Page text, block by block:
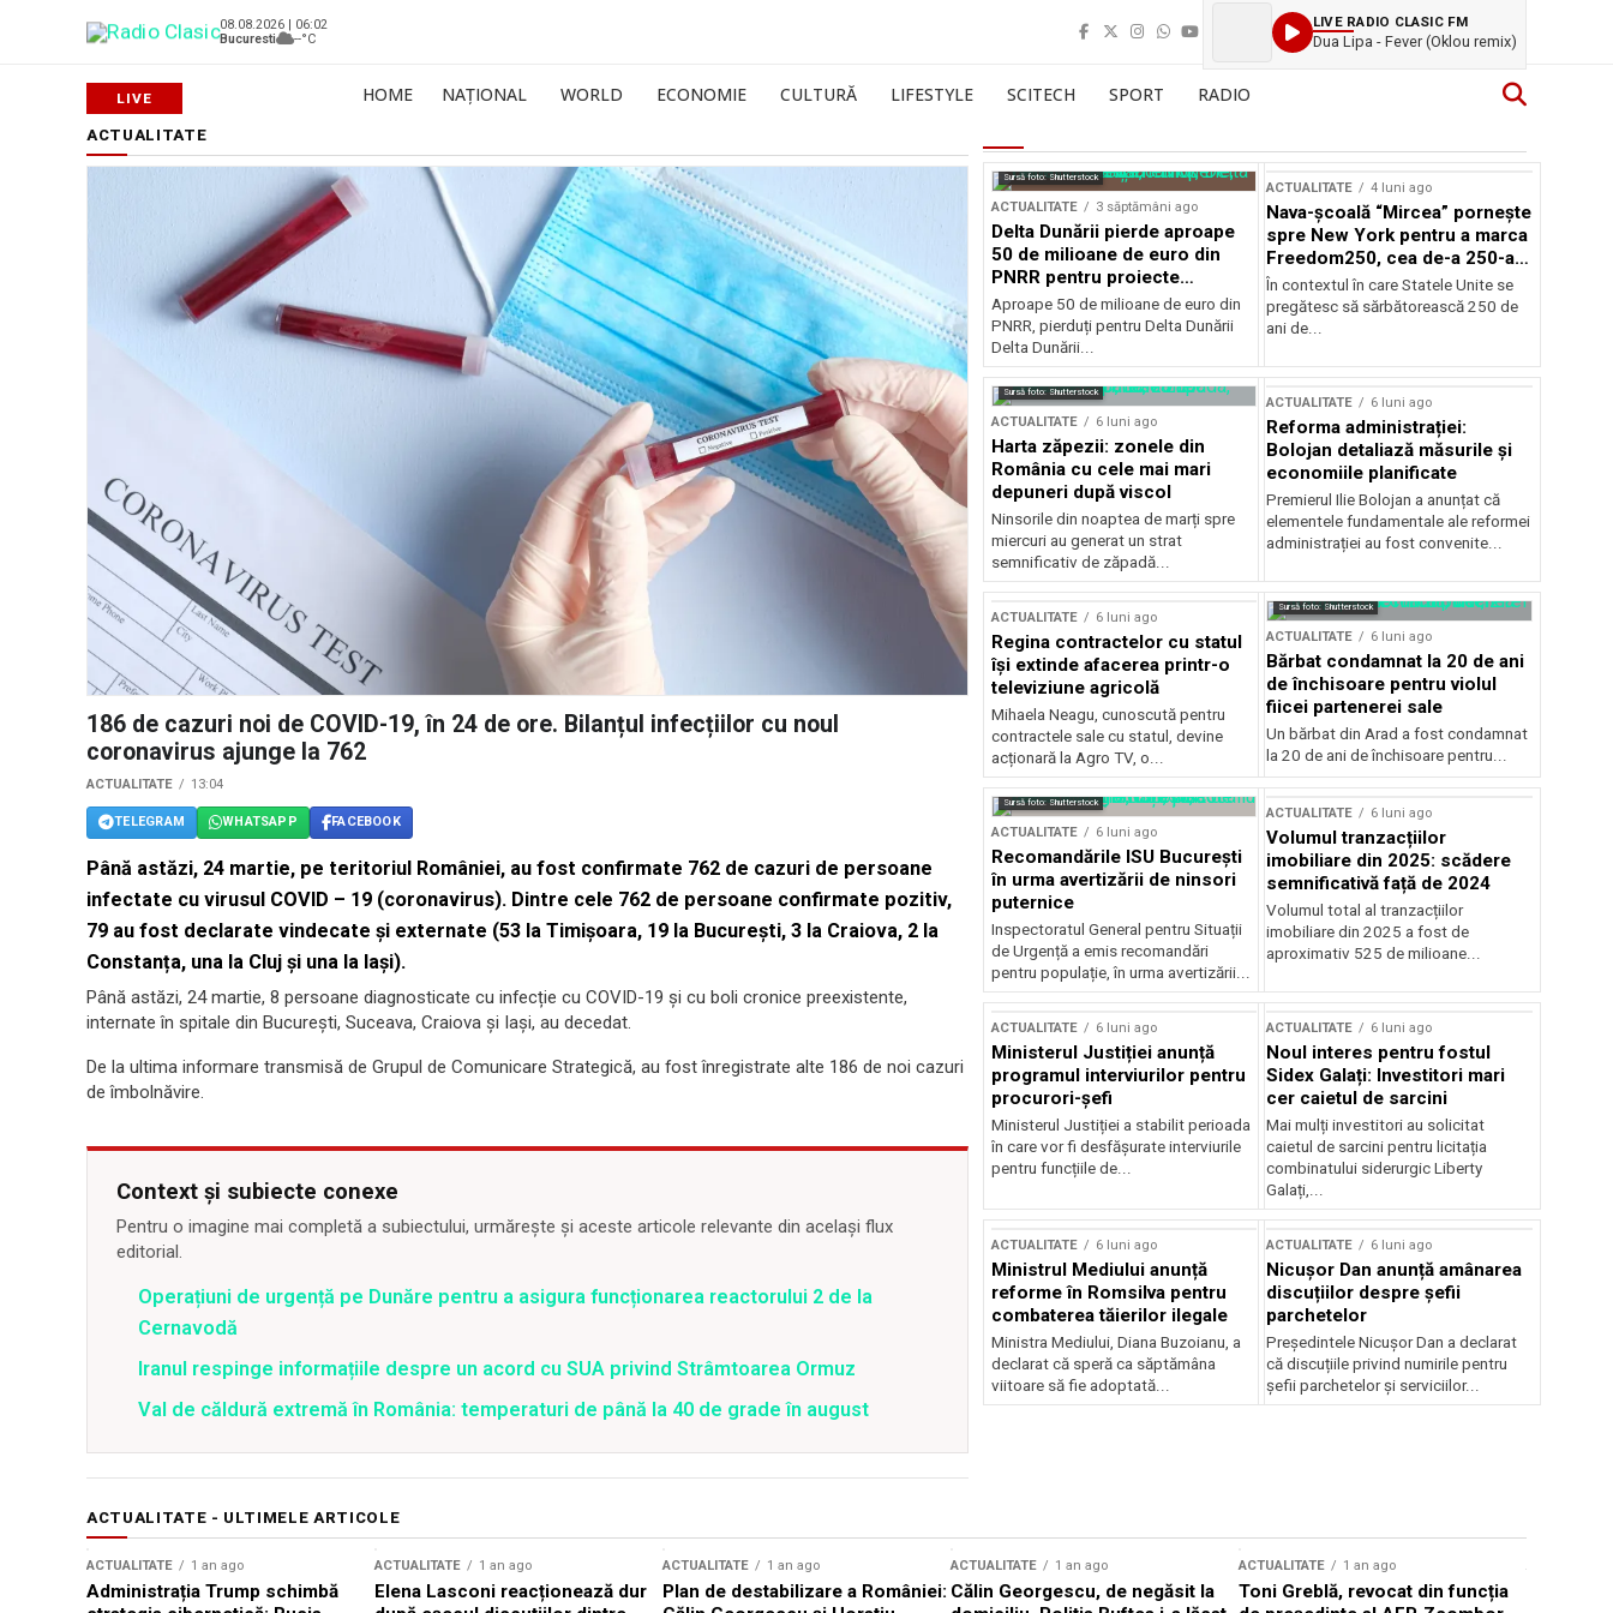
08.08.2026 | 06:02
Bucuresti
--°C
LIVE RADIO CLASIC FM
Dua Lipa - Fever (Oklou remix)
HOME NAȚIONAL WORLD ECONOMIE CULTURĂ LIFESTYLE SCITECH SPORT RADIO
ACTUALITATE
186 de cazuri noi de COVID-19, în 24 de ore. Bilanțul infecțiilor cu noul
coronavirus ajunge la 762
ACTUALITATE 13:04
TELEGRAM WHATSAPP FACEBOOK
Până astăzi, 24 martie, pe teritoriul României, au fost confirmate 762 de cazuri de persoane
infectate cu virusul COVID – 19 (coronavirus). Dintre cele 762 de persoane confirmate pozitiv,
79 au fost declarate vindecate și externate (53 la Timișoara, 19 la București, 3 la Craiova, 2 la
Constanța, una la Cluj și una la Iași).
Până astăzi, 24 martie, 8 persoane diagnosticate cu infecție cu COVID-19 și cu boli cronice preexistente,
internate în spitale din București, Suceava, Craiova și Iași, au decedat.
De la ultima informare transmisă de Grupul de Comunicare Strategică, au fost înregistrate alte 186 de noi cazuri
de îmbolnăvire.
Context și subiecte conexe
Pentru o imagine mai completă a subiectului, urmărește și aceste articole relevante din același flux
editorial.
Operațiuni de urgență pe Dunăre pentru a asigura funcționarea reactorului 2 de la
Cernavodă
Iranul respinge informațiile despre un acord cu SUA privind Strâmtoarea Ormuz
Val de căldură extremă în România: temperaturi de până la 40 de grade în august
Sursă foto: Shutterstock
ACTUALITATE 3 săptămâni ago
Delta Dunării pierde aproape
50 de milioane de euro din
PNRR pentru proiecte
esențiale
Aproape 50 de milioane de euro din
PNRR, pierduți pentru Delta Dunării
Delta Dunării...
ACTUALITATE 4 luni ago
Nava-școală “Mircea” pornește
spre New York pentru a marca
Freedom250, cea de-a 250-a
aniversare a Statelor Unite
În contextul în care Statele Unite se
pregătesc să sărbătorească 250 de
ani de...
Sursă foto: Shutterstock
ACTUALITATE 6 luni ago
Harta zăpezii: zonele din
România cu cele mai mari
depuneri după viscol
Ninsorile din noaptea de marți spre
miercuri au generat un strat
semnificativ de zăpadă...
ACTUALITATE 6 luni ago
Reforma administrației:
Bolojan detaliază măsurile și
economiile planificate
Premierul Ilie Bolojan a anunțat că
elementele fundamentale ale reformei
administrației au fost convenite...
ACTUALITATE 6 luni ago
Regina contractelor cu statul
își extinde afacerea printr-o
televiziune agricolă
Mihaela Neagu, cunoscută pentru
contractele sale cu statul, devine
acționară la Agro TV, o...
Sursă foto: Shutterstock
ACTUALITATE 6 luni ago
Bărbat condamnat la 20 de ani
de închisoare pentru violul
fiicei partenerei sale
Un bărbat din Arad a fost condamnat
la 20 de ani de închisoare pentru...
Sursă foto: Shutterstock
ACTUALITATE 6 luni ago
Recomandările ISU București
în urma avertizării de ninsori
puternice
Inspectoratul General pentru Situații
de Urgență a emis recomandări
pentru populație, în urma avertizării...
ACTUALITATE 6 luni ago
Volumul tranzacțiilor
imobiliare din 2025: scădere
semnificativă față de 2024
Volumul total al tranzacțiilor
imobiliare din 2025 a fost de
aproximativ 525 de milioane...
ACTUALITATE 6 luni ago
Ministerul Justiției anunță
programul interviurilor pentru
procurori-șefi
Ministerul Justiției a stabilit perioada
în care vor fi desfășurate interviurile
pentru funcțiile de...
ACTUALITATE 6 luni ago
Noul interes pentru fostul
Sidex Galați: Investitori mari
cer caietul de sarcini
Mai mulți investitori au solicitat
caietul de sarcini pentru licitația
combinatului siderurgic Liberty
Galați,...
ACTUALITATE 6 luni ago
Ministrul Mediului anunță
reforme în Romsilva pentru
combaterea tăierilor ilegale
Ministra Mediului, Diana Buzoianu, a
declarat că speră ca săptămâna
viitoare să fie adoptată...
ACTUALITATE 6 luni ago
Nicușor Dan anunță amânarea
discuțiilor despre șefii
parchetelor
Președintele Nicușor Dan a declarat
că discuțiile privind numirile pentru
șefii parchetelor și serviciilor...
ACTUALITATE - ULTIMELE ARTICOLE
ACTUALITATE 1 an ago
Administrația Trump schimbă
ACTUALITATE 1 an ago
Elena Lasconi reacționează dur
ACTUALITATE 1 an ago
Plan de destabilizare a României:
ACTUALITATE 1 an ago
Călin Georgescu, de negăsit la
ACTUALITATE 1 an ago
Toni Greblă, revocat din funcția